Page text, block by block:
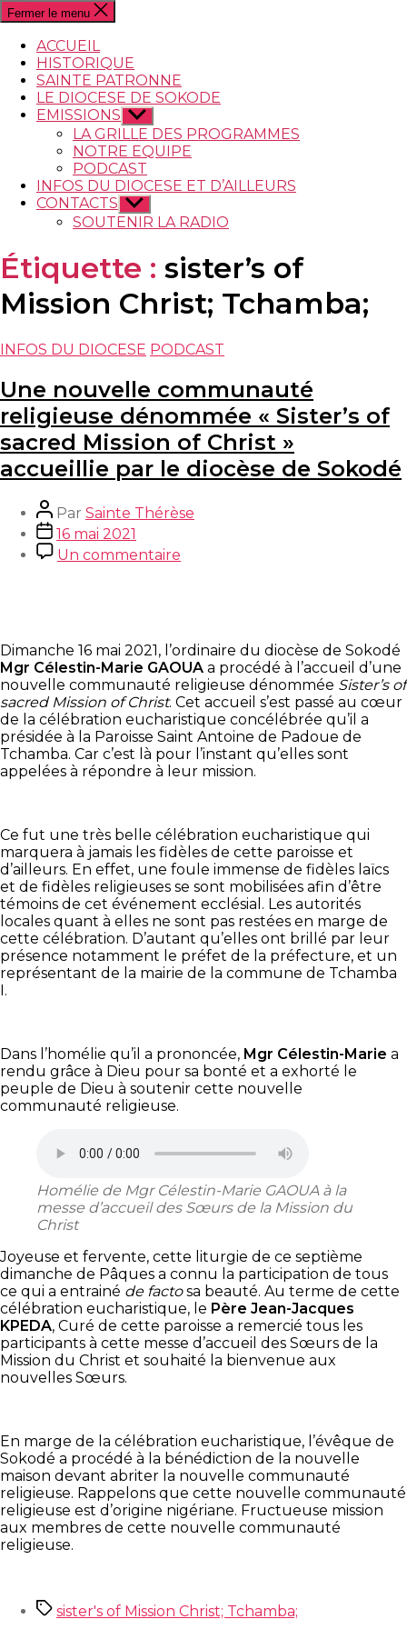
recherche
Fermer le menu
ACCUEIL
HISTORIQUE
SAINTE PATRONNE
LE DIOCESE DE SOKODE
EMISSIONS Afficher
le
sous-
menu
LA GRILLE DES PROGRAMMES
NOTRE EQUIPE
PODCAST
INFOS DU DIOCESE ET D’AILLEURS
CONTACTS Afficher
le
sous-
SOUTENIR LA RADIO
Étiquette : sister’s of
Mission Christ; Tchamba;
Catégories
INFOS DU DIOCESE PODCAST
Une nouvelle communauté
religieuse dénommée « Sister’s of
sacred Mission of Christ »
accueillie par le diocèse de Sokodé
Auteur
de
l’article
Par Sainte Thérèse
Date
de
l’article
16 mai 2021
Un commentaire
Une
« Sister’s
of
sacred
Mission
of
Christ »
accueillie
par
de
Sokodé
Dimanche 16 mai 2021, l’ordinaire du diocèse de Sokodé
Mgr Célestin-Marie GAOUA a procédé à l’accueil d’une
nouvelle communauté religieuse dénommée Sister’s of
sacred Mission of Christ. Cet accueil s’est passé au cœur
de la célébration eucharistique concélébrée qu’il a
présidée à la Paroisse Saint Antoine de Padoue de
Tchamba. Car c’est là pour l’instant qu’elles sont
appelées à répondre à leur mission.
Ce fut une très belle célébration eucharistique qui
marquera à jamais les fidèles de cette paroisse et
d’ailleurs. En effet, une foule immense de fidèles laïcs
et de fidèles religieuses se sont mobilisées afin d’être
témoins de cet événement ecclésial. Les autorités
locales quant à elles ne sont pas restées en marge de
cette célébration. D’autant qu’elles ont brillé par leur
présence notamment le préfet de la préfecture, et un
représentant de la mairie de la commune de Tchamba
I.
Dans l’homélie qu’il a prononcée, Mgr Célestin-Marie a
rendu grâce à Dieu pour sa bonté et a exhorté le
peuple de Dieu à soutenir cette nouvelle
communauté religieuse.
Homélie de Mgr Célestin-Marie GAOUA à la
messe d’accueil des Sœurs de la Mission du
Christ
Joyeuse et fervente, cette liturgie de ce septième
dimanche de Pâques a connu la participation de tous
ce qui a entrainé de factosa beauté. Au terme de cette
célébration eucharistique, le Père Jean-Jacques
KPEDA, Curé de cette paroisse a remercié tous les
participants à cette messe d’accueil des Sœurs de la
Mission du Christ et souhaité la bienvenue aux
nouvelles Sœurs.
En marge de la célébration eucharistique, l’évêque de
Sokodé a procédé à la bénédiction de la nouvelle
maison devant abriter la nouvelle communauté
religieuse. Rappelons que cette nouvelle communauté
religieuse est d’origine nigériane. Fructueuse mission
aux membres de cette nouvelle communauté
religieuse.
Étiquettes
sister's of Mission Christ; Tchamba;